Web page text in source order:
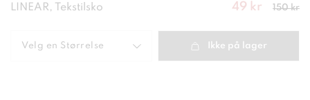
LINEAR, Tekstilsko
Nåværend
krForrige
pris
49 kr 150 kr
Velg en Størrelse Ikke på lager